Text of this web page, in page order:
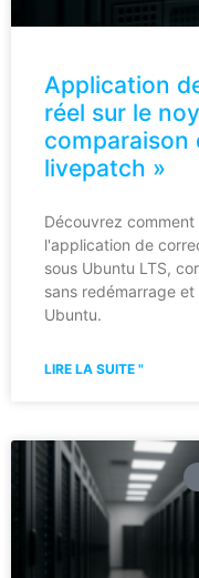
Application
réel sur le
comparaison
livepatch »
Découvrez
l'application de
sous Ubuntu LTS,
sans redémarrage
Ubuntu.
LIRE LA SUITE "